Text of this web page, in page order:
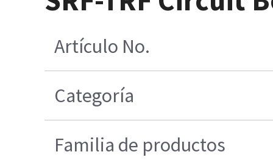
Artículo No.
Categoría
Familia de productos